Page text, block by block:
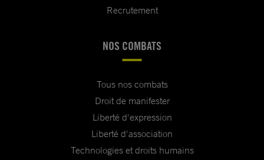
Recrutement
NOS COMBATS
Tous nos combats
Droit de manifester
Liberté d'expression
Liberté d'association
Technologies et droits humains